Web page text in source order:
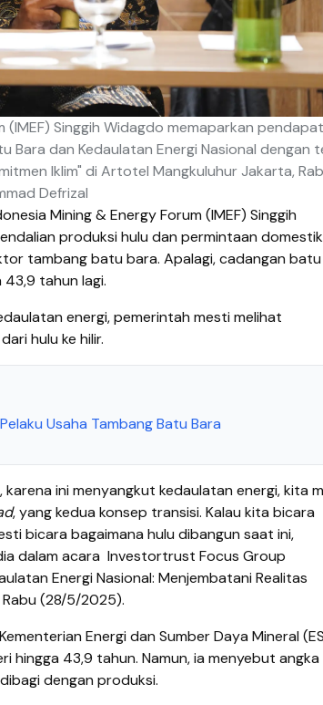
(IMEF) Singgih Widagdo memaparkan
Bara dan Kedaulatan Energi Nasional dengan
Iklim" di Artotel Mangkuluhur Jakarta,
Defrizal
Mining & Energy Forum (IMEF) Singgih
produksi hulu dan permintaan domestik
tambang batu bara. Apalagi, cadangan batu
tahun lagi.
energi, pemerintah mesti melihat
hulu ke hilir.
Usaha Tambang Batu Bara
ini menyangkut kedaulatan energi, kita
, yang kedua konsep transisi. Kalau kita bicara
bicara bagaimana hulu dibangun saat ini,
dalam acara Investortrust Focus Group
Energi Nasional: Menjembatani Realitas
Rabu (28/5/2025).
Energi dan Sumber Daya Mineral
hingga 43,9 tahun. Namun, ia menyebut angka
dibagi dengan produksi.